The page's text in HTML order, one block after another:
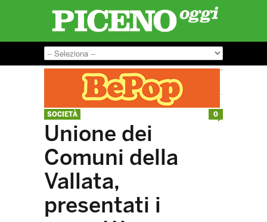
SOCIETÀ
Unione dei
Comuni della
Vallata,
presentati i
0